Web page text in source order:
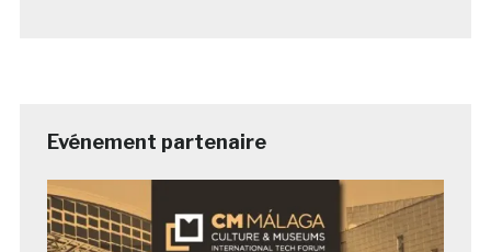
Evénement partenaire